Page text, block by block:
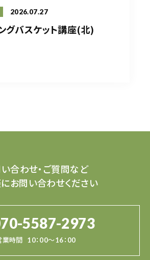
2026.07.27
グバスケット講座(北)
合わせ・ご質問など
お問い合わせください
5587-2973
業時間 10：00～16：00